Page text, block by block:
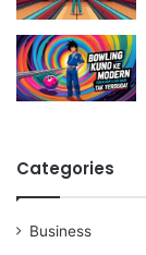
Categories
Business